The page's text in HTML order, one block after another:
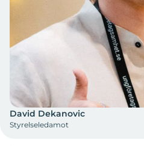
David Dekanovic
Styrelseledamot